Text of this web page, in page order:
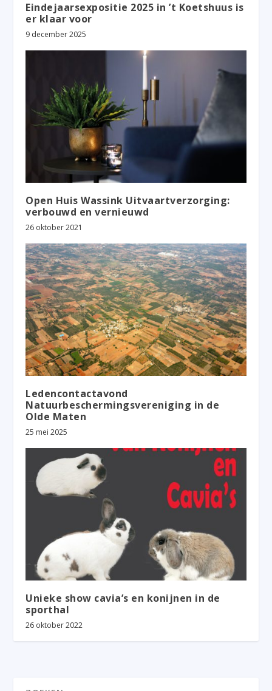
Eindejaarsexpositie 2025 in ’t Koetshuus is
er klaar voor
9 december 2025
Open Huis Wassink Uitvaartverzorging:
verbouwd en vernieuwd
26 oktober 2021
Ledencontactavond
Natuurbeschermingsvereniging in de
Olde Maten
25 mei 2025
Unieke show cavia’s en konijnen in de
sporthal
26 oktober 2022